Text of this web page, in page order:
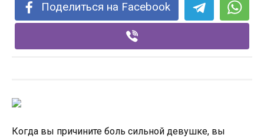
Поделиться на Facebook
Когда вы причините боль сильной девушке, вы